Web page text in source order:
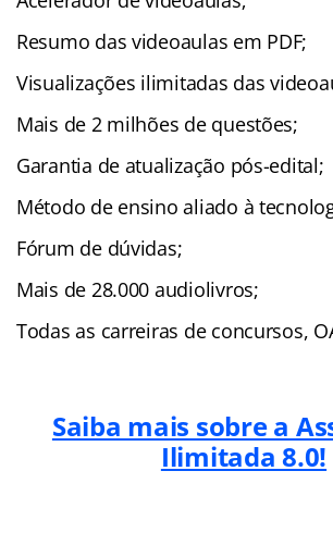
Resumo das videoaulas em PDF;
Visualizações ilimitadas das
Mais de 2 milhões de questões;
Garantia de atualização pós-edital;
Método de ensino aliado à
Fórum de dúvidas;
Mais de 28.000 audiolivros;
Todas as carreiras de concursos,
Saiba mais sobre a
Ilimitada 8.0!